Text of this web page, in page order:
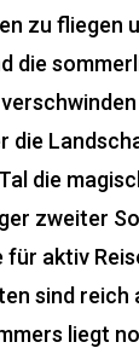
zu fliegen
die
die
die
zweiter
für aktiv
sind reich
liegt